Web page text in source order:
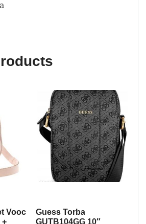
Vooc
+
Guess Torba
GUTB104GG 10″